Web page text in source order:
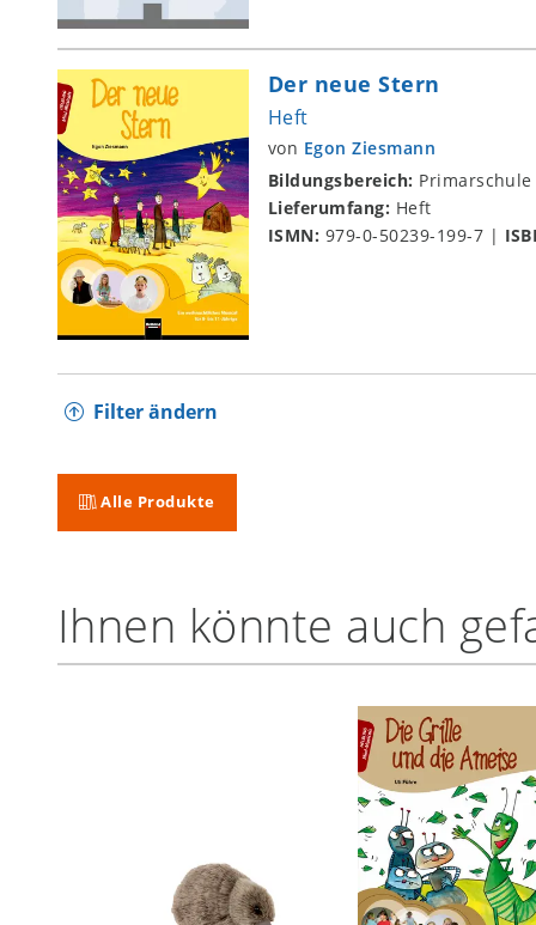
Der neue Stern
Heft
von Egon Ziesmann
Bildungsbereich: Primarschule
Lieferumfang: Heft
ISMN: 979-0-50239-199-7 |
Filter ändern
Alle Produkte
Ihnen könnte auch